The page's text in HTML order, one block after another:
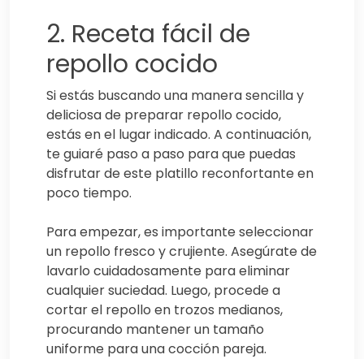
2. Receta fácil de
repollo cocido
Si estás buscando una manera sencilla y
deliciosa de preparar repollo cocido,
estás en el lugar indicado. A continuación,
te guiaré paso a paso para que puedas
disfrutar de este platillo reconfortante en
poco tiempo.
Para empezar, es importante seleccionar
un repollo fresco y crujiente. Asegúrate de
lavarlo cuidadosamente para eliminar
cualquier suciedad. Luego, procede a
cortar el repollo en trozos medianos,
procurando mantener un tamaño
uniforme para una cocción pareja.